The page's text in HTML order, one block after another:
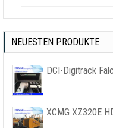
NEUESTEN PRODUKTE
DCI-Digitrack
XCMG XZ320E